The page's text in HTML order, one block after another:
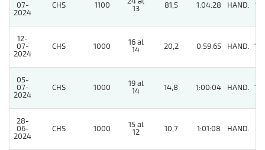
07-
2024
CHS 1100
13
81,5 1:04:28 HAND. 13
12-
07-
2024
CHS 1000
16 al
14
20,2 0:59:65 HAND. 14
05-
07-
2024
CHS 1000
19 al
14
14,8 1:00:04 HAND. 10
28-
06-
2024
CHS 1000
15 al
12
10,7 1:01:08 HAND.